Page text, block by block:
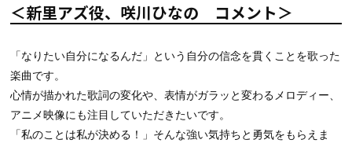
＜新里アズ役、咲川ひなの コメント＞
「なりたい自分になるんだ」という自分の信念を貫くことを歌った
楽曲です。
心情が描かれた歌詞の変化や、表情がガラッと変わるメロディー、
アニメ映像にも注目していただきたいです。
「私のことは私が決める！」そんな強い気持ちと勇気をもらえま